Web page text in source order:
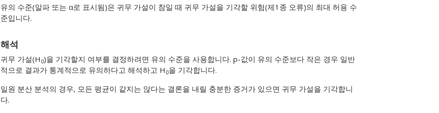
유의 수준(알파 또는 α로 표시됨)은 귀무 가설이 참일 때 귀무 가설을 기각할 위험(제1종 오류)의 최대 허용 수
준입니다.
해석
귀무 가설(H 0)을 기각할지 여부를 결정하려면 유의 수준을 사용합니다. p-값이 유의 수준보다 작은 경우 일반
적으로 결과가 통계적으로 유의하다고 해석하고 H 0을 기각합니다.
일원 분산 분석의 경우, 모든 평균이 같지는 않다는 결론을 내릴 충분한 증거가 있으면 귀무 가설을 기각합니
다.